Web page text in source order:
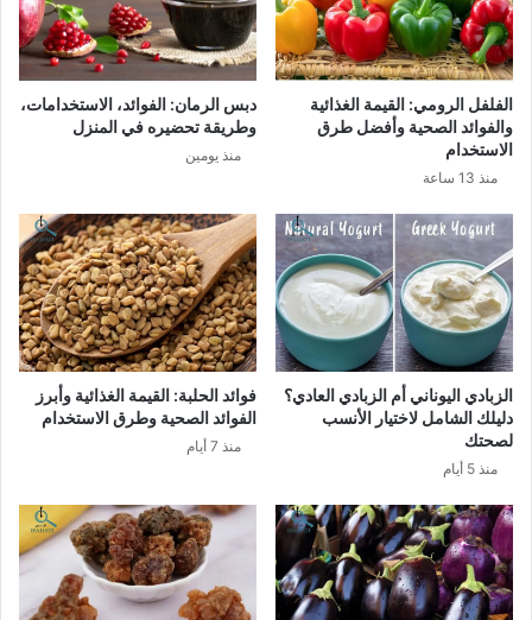
الفلفل الرومي: القيمة الغذائية
والفوائد الصحية وأفضل طرق
الاستخدام
منذ 13 ساعة
دبس الرمان: الفوائد، الاستخدامات،
وطريقة تحضيره في المنزل
منذ يومين
الزبادي اليوناني أم الزبادي العادي؟
دليلك الشامل لاختيار الأنسب
لصحتك
منذ 5 أيام
فوائد الحلبة: القيمة الغذائية وأبرز
الفوائد الصحية وطرق الاستخدام
منذ 7 أيام